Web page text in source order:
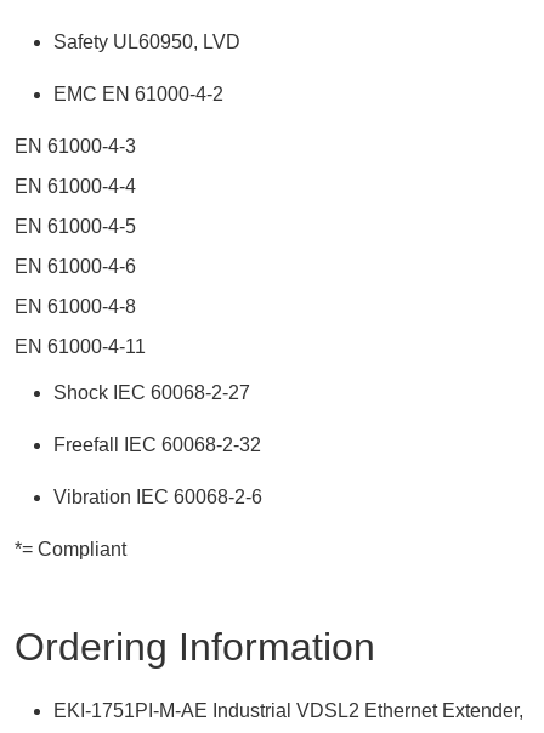
Safety UL60950, LVD
EMC EN 61000-4-2
EN 61000-4-3
EN 61000-4-4
EN 61000-4-5
EN 61000-4-6
EN 61000-4-8
EN 61000-4-11
Shock IEC 60068-2-27
Freefall IEC 60068-2-32
Vibration IEC 60068-2-6
*= Compliant
Ordering Information
EKI-1751PI-M-AE Industrial VDSL2 Ethernet Extender,